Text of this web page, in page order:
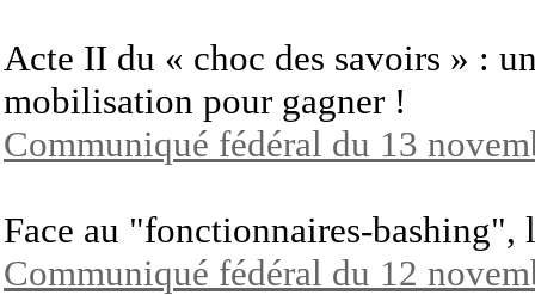
Acte II du « choc des savoirs » :
mobilisation pour gagner !
Communiqué fédéral du 13
Face au "fonctionnaires-
Communiqué fédéral du 12